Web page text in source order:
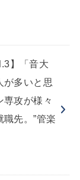
】「音大
が多いと思
専攻が様々
先。”管楽